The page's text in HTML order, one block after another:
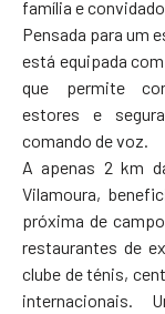
família e
Pensada para um
está equipada
que permite
estores e
comando de voz.
A apenas 2 km
Vilamoura,
próxima de
restaurantes de
clube de ténis,
internacionais.